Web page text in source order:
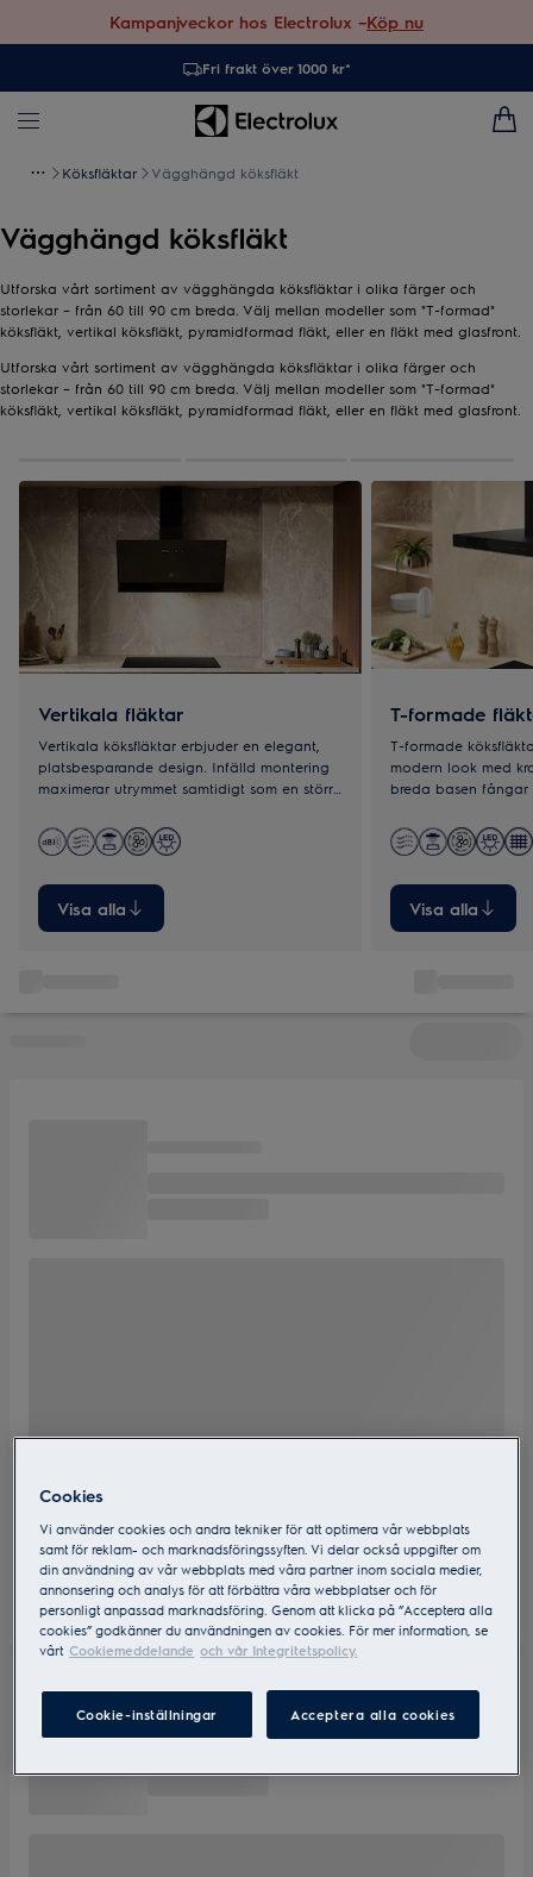
Kampanjveckor hos Electrolux –Köp nu
Fri frakt över 1000 kr*
Köksfläktar Vägghängd köksfläkt
Vägghängd köksfläkt
Utforska vårt sortiment av vägghängda köksfläktar i olika färger och
storlekar – från 60 till 90 cm breda. Välj mellan modeller som "T-formad"
köksfläkt, vertikal köksfläkt, pyramidformad fläkt, eller en fläkt med glasfront.
Utforska vårt sortiment av vägghängda köksfläktar i olika färger och
storlekar – från 60 till 90 cm breda. Välj mellan modeller som "T-formad"
köksfläkt, vertikal köksfläkt, pyramidformad fläkt, eller en fläkt med glasfront.
Vertikala fläktar
Vertikala köksfläktar erbjuder en elegant,
platsbesparande design. Infälld montering
maximerar utrymmet samtidigt som en större
matos.
Visa alla
T-formade
T-formade
modern look med
breda basen
Visa alla
Cookies
Vi använder cookies och andra tekniker för att optimera vår webbplats
samt för reklam- och marknadsföringssyften. Vi delar också uppgifter om
din användning av vår webbplats med våra partner inom sociala medier,
annonsering och analys för att förbättra våra webbplatser och för
personligt anpassad marknadsföring. Genom att klicka på ”Acceptera alla
cookies” godkänner du användningen av cookies. För mer information, se
vårt Cookiemeddelande och vår Integritetspolicy.
Cookie-inställningar Acceptera alla cookies